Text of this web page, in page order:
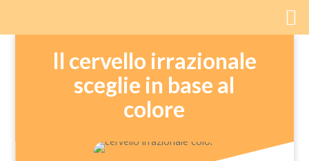
Il cervello irrazionale
sceglie in base al
colore